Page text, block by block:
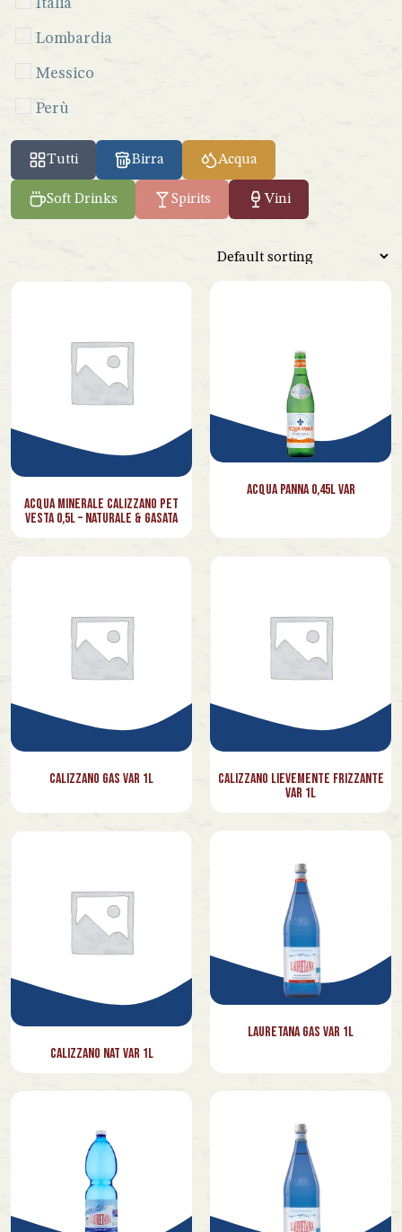
Italia
Lombardia
Messico
Perù
Seychelles
Sicilia
Vietnam
Marche
Tutti Birra Acqua
Soft Drinks Spirits Vini
Acqua Minerale Calizzano Pet
Vesta 0,5l – Naturale & Gasata
Acqua Panna 0,45l Var
Calizzano Gas Var 1l
Calizzano Lievemente Frizzante
Var 1l
Calizzano Nat Var 1l
Lauretana Gas Var 1l